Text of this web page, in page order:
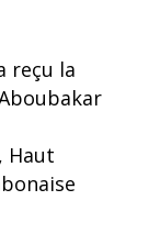
reçu la
Haut